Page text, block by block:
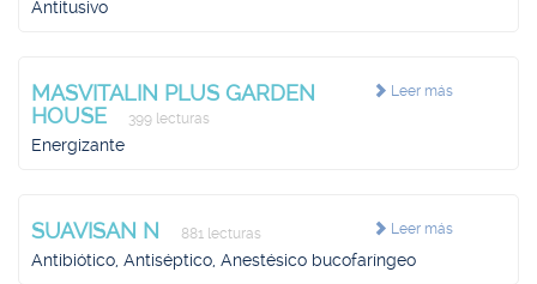
Antitusivo
Leer más
MASVITALIN PLUS GARDEN
HOUSE
399 lecturas
Energizante
Leer más
SUAVISAN N 881 lecturas
Antibiótico, Antiséptico, Anestésico bucofaríngeo